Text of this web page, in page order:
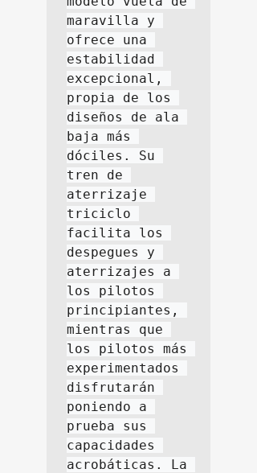
maravilla y
ofrece una
estabilidad
excepcional,
propia de los
diseños de ala
baja más
dóciles. Su
tren de
aterrizaje
triciclo
facilita los
despegues y
aterrizajes a
los pilotos
principiantes,
mientras que
los pilotos más
experimentados
disfrutarán
poniendo a
prueba sus
capacidades
acrobáticas. La